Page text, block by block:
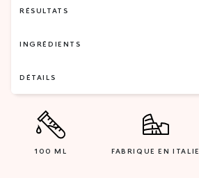
RÉSULTATS
INGRÉDIENTS
DÉTAILS
100 ML FABRIQUE EN ITALIE